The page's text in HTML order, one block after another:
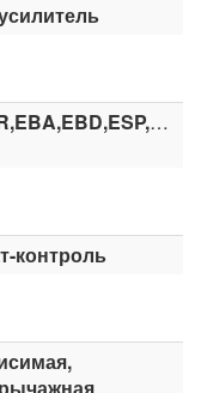
ABS,ASR,EBA,EBD,ESP,HDC
контроль